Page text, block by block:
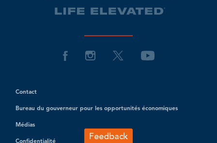
Contact
Bureau du gouverneur pour les opportunités économiques
Médias
Confidentialité